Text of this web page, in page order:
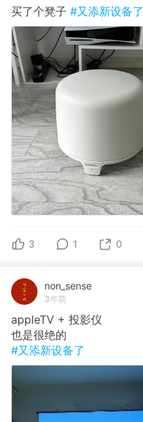
买了个凳子 #又添新设备了
3 1 0
non_sense
3年前
appleTV + 投影仪
也是很绝的
#又添新设备了